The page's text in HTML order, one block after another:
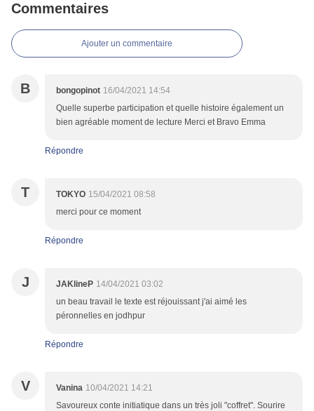
Commentaires
Ajouter un commentaire
B bongopinot 16/04/2021 14:54
Quelle superbe participation et quelle histoire également un
bien agréable moment de lecture Merci et Bravo Emma
Répondre
T TOKYO 15/04/2021 08:58
merci pour ce moment
Répondre
J JAKlineP 14/04/2021 03:02
un beau travail le texte est réjouissant j'ai aimé les
péronnelles en jodhpur
Répondre
V Vanina 10/04/2021 14:21
Savoureux conte initiatique dans un très joli "coffret". Sourire